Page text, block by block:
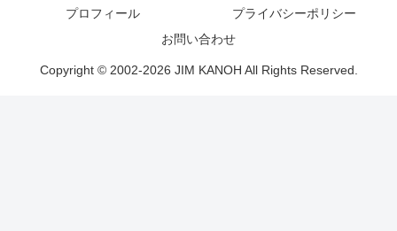
プロフィール
プライバシーポリシー
お問い合わせ
Copyright © 2002-2026 JIM KANOH All Rights Reserved.